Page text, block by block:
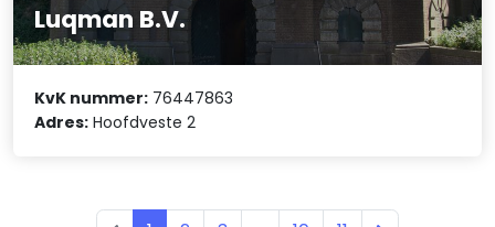
Luqman B.V.
KvK nummer: 76447863
Adres: Hoofdveste 2